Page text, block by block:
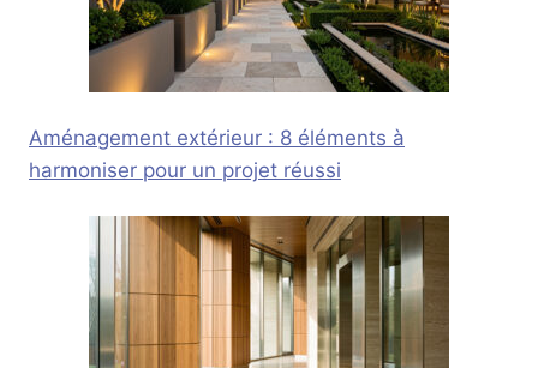
Aménagement extérieur : 8 éléments à
harmoniser pour un projet réussi